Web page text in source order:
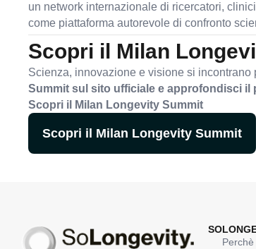
un network internazionale di ricercatori,
come piattaforma autorevole di confronto
Scopri il Milan
Scienza, innovazione e visione si incontrano
Summit sul sito ufficiale e approfondisci il
Scopri il Milan Longevity Summit
Scopri il Milan Longevity Summit